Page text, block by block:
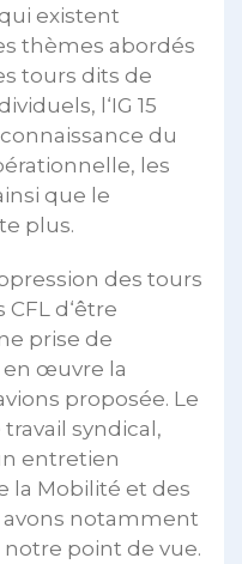
existent
thèmes abordés
tours dits de
l‘IG 15
du
les
que le
plus.
des tours
d‘être
prise de
œuvre la
proposée. Le
syndical,
entretien
la Mobilité et des
avons notamment
point de vue.